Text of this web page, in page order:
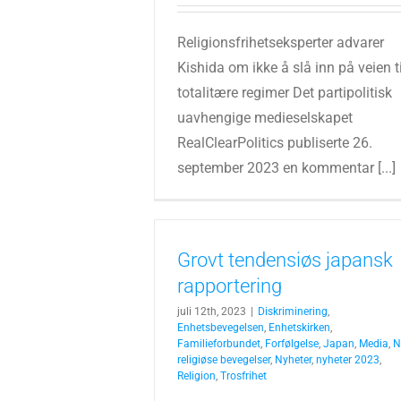
Religionsfrihetseksperter advarer
Kishida om ikke å slå inn på veien
totalitære regimer Det partipolitisk
uavhengige medieselskapet
RealClearPolitics publiserte 26.
september 2023 en kommentar [...]
Grovt tendensiøs japansk
rapportering
juli 12th, 2023 Diskriminering,
Enhetsbevegelsen, Enhetskirken,
Familieforbundet, Forfølgelse, Japan, Media,
religiøse bevegelser, Nyheter, nyheter 2023,
Religion, Trosfrihet